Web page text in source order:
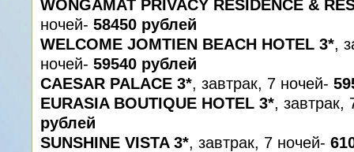
WONGAMAT PRIVACY RESIDENCE &
ночей- 58450 рублей
WELCOME JOMTIEN BEACH HOTEL 3*,
ночей- 59540 рублей
CAESAR PALACE 3*, завтрак, 7 ночей-
EURASIA BOUTIQUE HOTEL 3*, завтрак,
рублей
SUNSHINE VISTA 3*, завтрак, 7 ночей-